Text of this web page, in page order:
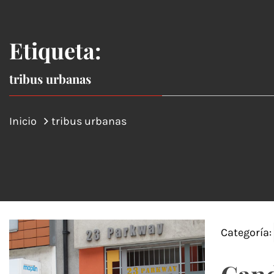
Etiqueta:
tribus urbanas
Inicio tribus urbanas
Categoría: